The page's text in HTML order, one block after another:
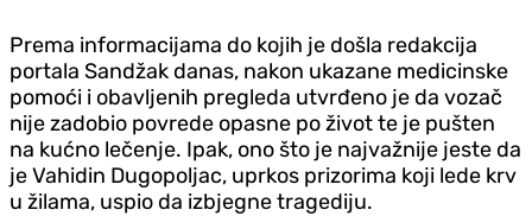
Prema informacijama do kojih je došla redakcija
portala Sandžak danas, nakon ukazane medicinske
pomoći i obavljenih pregleda utvrđeno je da vozač
nije zadobio povrede opasne po život te je pušten
na kućno lečenje. Ipak, ono što je najvažnije jeste da
je Vahidin Dugopoljac, uprkos prizorima koji lede krv
u žilama, uspio da izbjegne tragediju.